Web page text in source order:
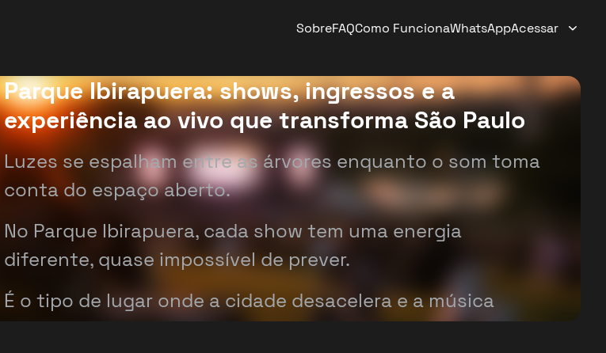
SobreFAQComo FuncionaWhatsAppAcessar
Parque Ibirapuera: shows, ingressos e a
experiência ao vivo que transforma São Paulo
Luzes se espalham entre as árvores enquanto o som toma
conta do espaço aberto.
No Parque Ibirapuera, cada show tem uma energia
diferente, quase impossível de prever.
É o tipo de lugar onde a cidade desacelera e a música